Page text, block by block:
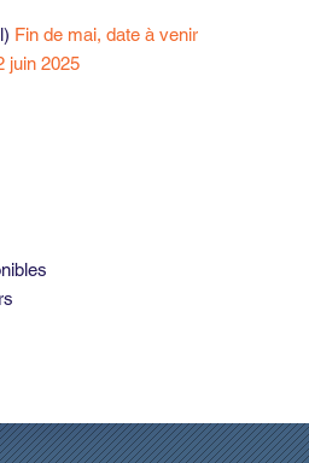
Fin de mai, date à venir
juin 2025